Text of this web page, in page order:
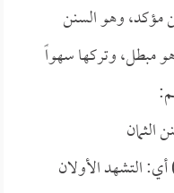
مؤكد، وهو السنن
مبطل، وتركها سهواً
الثمان
التشهد الأولان